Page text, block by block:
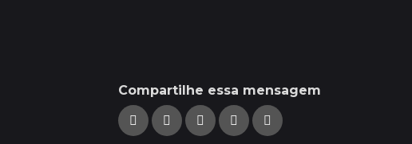
Compartilhe essa mensagem